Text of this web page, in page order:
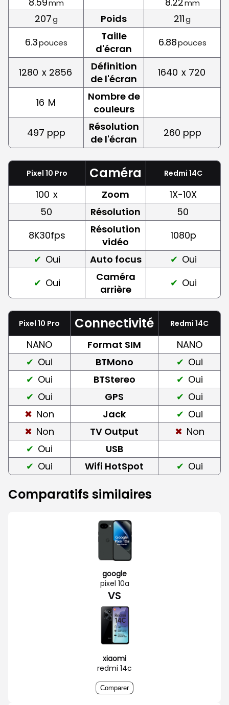
mm mm
207g Poids 211g
6.3pouces
Taille
d'écran
6.88pouces
1280 x 2856
Définition
de l'écran
1640 x 720
16 M
Nombre de
couleurs
497 ppp
Résolution
de l'écran
260 ppp
Pixel 10 Pro Caméra Redmi 14C
100 x Zoom
1X-10X
50
Résolution
50
8K30fps
Résolution
vidéo
1080p
Oui
Auto focus
Oui
Oui
Caméra
arrière
Oui
Pixel 10 Pro Connectivité Redmi 14C
NANO Format SIM
NANO
Oui
BTMono
Oui
Oui
BTStereo
Oui
Oui
GPS
Oui
Non
Jack
Oui
Non
TV Output
Non
Oui
USB
Oui
Wifi HotSpot Oui
Comparatifs similaires
google
pixel 10a
VS
xiaomi
redmi 14c
Comparer